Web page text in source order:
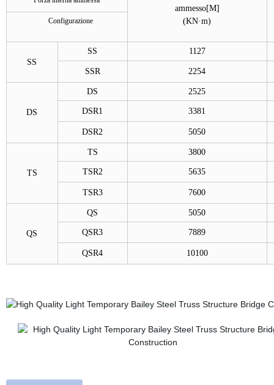
ammesso[M]
(KN·m)
Configurazione
SS
SS 1127
SSR 2254
DS
DS 2525
DSR1 3381
DSR2 5050
TS
TS 3800
TSR2 5635
TSR3 7600
QS
QS 5050
QSR3 7889
QSR4 10100